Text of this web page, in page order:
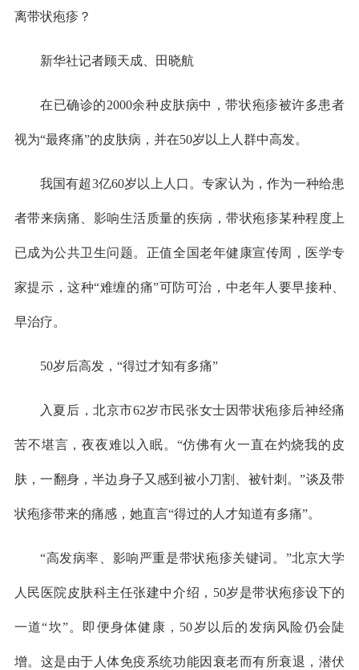
离带状疱疹？
新华社记者顾天成、田晓航
在已确诊的2000余种皮肤病中，带状疱疹被许多患者
视为“最疼痛”的皮肤病，并在50岁以上人群中高发。
我国有超3亿60岁以上人口。专家认为，作为一种给患
者带来病痛、影响生活质量的疾病，带状疱疹某种程度上
已成为公共卫生问题。正值全国老年健康宣传周，医学专
家提示，这种“难缠的痛”可防可治，中老年人要早接种、
早治疗。
50岁后高发，“得过才知有多痛”
入夏后，北京市62岁市民张女士因带状疱疹后神经痛
苦不堪言，夜夜难以入眠。“仿佛有火一直在灼烧我的皮
肤，一翻身，半边身子又感到被小刀割、被针刺。”谈及带
状疱疹带来的痛感，她直言“得过的人才知道有多痛”。
“高发病率、影响严重是带状疱疹关键词。”北京大学
人民医院皮肤科主任张建中介绍，50岁是带状疱疹设下的
一道“坎”。即便身体健康，50岁以后的发病风险仍会陡
增。这是由于人体免疫系统功能因衰老而有所衰退，潜伏